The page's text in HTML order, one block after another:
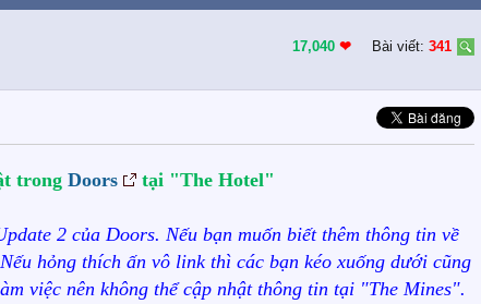
17,040 ❤︎ Bài viết: 341
trong Doors tại "The Hotel"
2 của Doors. Nếu bạn muốn biết thêm thông tin về
hỏng thích ấn vô link thì các bạn kéo xuống dưới cũng
việc nên không thể cập nhật thông tin tại "The Mines".